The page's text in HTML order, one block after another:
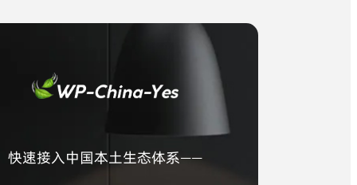
快速接入中国本土生态体系——